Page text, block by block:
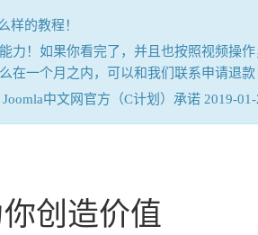
样的教程！
力！如果你看完了，并且也按照视频操作
一个月之内，可以和我们联系申请退款
Joomla中文网官方（C计划）承诺 2019-
创造价值